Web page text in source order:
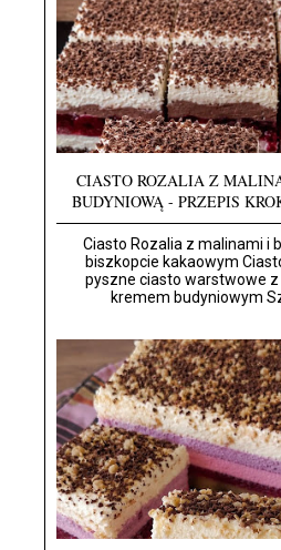
CIASTO ROZALIA Z
BUDYNIOWĄ - PRZEPIS
Ciasto Rozalia z malinami i
biszkopcie kakaowym
pyszne ciasto warstwowe
kremem budyniowym